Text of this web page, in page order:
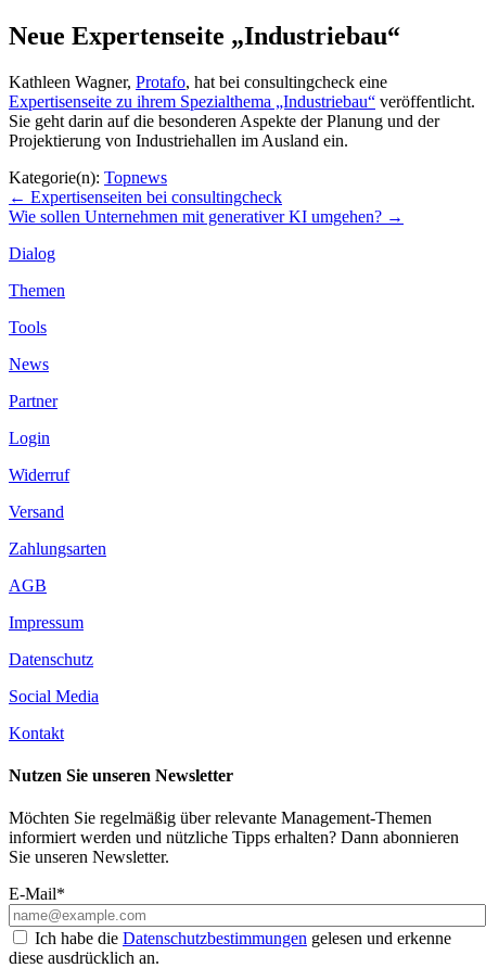
Neue Expertenseite „Industriebau“
Kathleen Wagner, Protafo, hat bei consultingcheck eine
Expertisenseite zu ihrem Spezialthema „Industriebau“ veröffentlicht.
Sie geht darin auf die besonderen Aspekte der Planung und der
Projektierung von Industriehallen im Ausland ein.
Kategorie(n): Topnews
Beitragsnavigation
← Expertisenseiten bei consultingcheck
Wie sollen Unternehmen mit generativer KI umgehen? →
Dialog
Themen
Tools
News
Partner
Login
Widerruf
Versand
Zahlungsarten
AGB
Impressum
Datenschutz
Social Media
Kontakt
Nutzen Sie unseren Newsletter
Möchten Sie regelmäßig über relevante Management-Themen
informiert werden und nützliche Tipps erhalten? Dann abonnieren
Sie unseren Newsletter.
E-Mail*
Ich habe die Datenschutzbestimmungen gelesen und erkenne
diese ausdrücklich an.